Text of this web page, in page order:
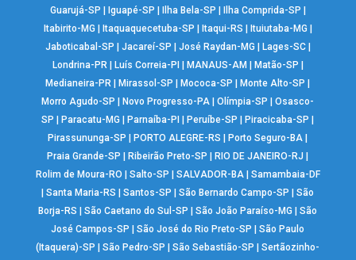
Guarujá-SP
Iguapé-SP Ilha Bela-SP Ilha Comprida-SP
Itabirito-MG
Itaquaquecetuba-SP Itaqui-RS Ituiutaba-MG
Jaboticabal-SP
Jacareí-SP José Raydan-MG Lages-SC|
Londrina-PR| Luís Correia-PI MANAUS-AM Matão-SP
Medianeira-PR
Mirassol-SP Mococa-SP Monte Alto-SP
Morro Agudo-SP
Novo Progresso-PA |Olímpia-SP |Osasco-
SP
Paracatu-MG Parnaíba-PI Peruíbe-SP Piracicaba-SP
Pirassununga-SP
PORTO ALEGRE-RS Porto Seguro-BA
Praia Grande-SP
Ribeirão Preto-SP RIO DE JANEIRO-RJ
Rolim de Moura-RO
Salto-SP SALVADOR-BA| Samambaia-DF
|Santa Maria-RS |Santos-SP |São Bernardo Campo-SP |São
Borja-RS
|São Caetano do Sul-SP |São João Paraíso-MG |São
José Campos-SP
|São José do Rio Preto-SP |São Paulo
(Itaquera)-SP
|São Pedro-SP |São Sebastião-SP |Sertãozinho-